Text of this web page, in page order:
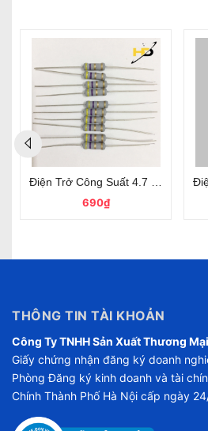
1W 5% 4 Vòng Màu
Điện Trở Công Suất 4.7 Ôm 1W
690₫
THÔNG TIN TÀI KHOẢN
Công Ty TNHH Sản Xuất Thương Mại
Giấy chứng nhận đăng ký doanh
Phòng Đăng ký kinh doanh và tài
Chính Thành Phố Hà Nội cấp ngày